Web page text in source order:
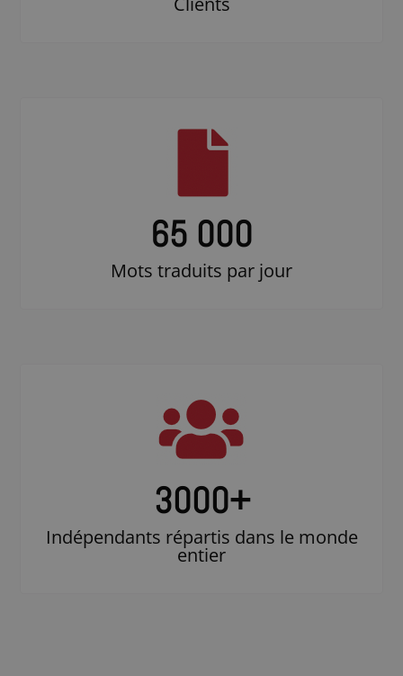
65 000
Mots traduits par jour
3000+
Indépendants répartis dans le monde
entier